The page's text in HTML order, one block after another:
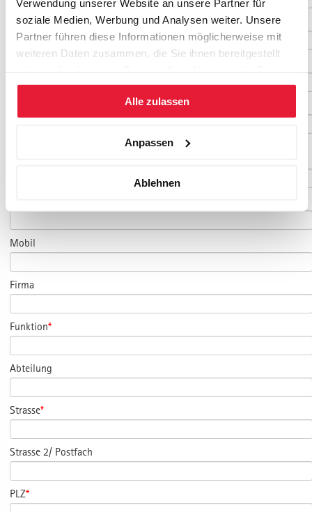
Verwendung unserer Website an unsere Partner für
soziale Medien, Werbung und Analysen weiter. Unsere
Partner führen diese Informationen möglicherweise mit
weiteren Daten zusammen, die Sie ihnen bereitgestellt
gesammelt haben.
Alle zulassen
Anpassen
Ablehnen
Geburtsdatum
Mobil
Firma
Funktion*
Abteilung
Strasse*
Strasse 2/ Postfach
PLZ*